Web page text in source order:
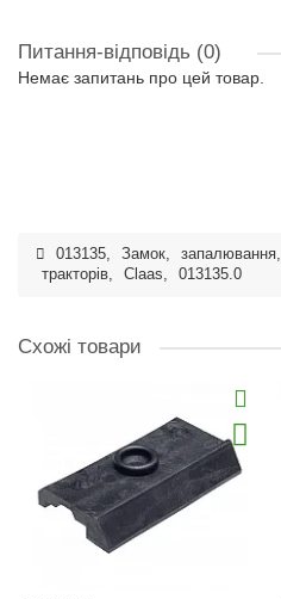
Питання-відповідь (0)
Немає запитань про цей товар.
013135, Замок, запалювання,
тракторів, Claas, 013135.0
Схожі товари